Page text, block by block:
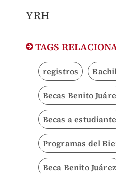
YRH
TAGS
registros
Becas Benito
Becas a
Programas del
Beca Benito Juárez